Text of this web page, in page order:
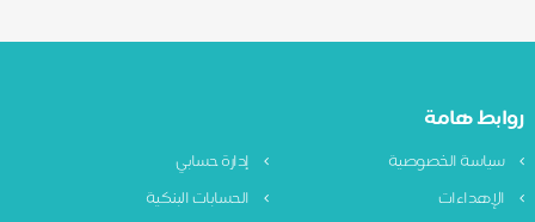
روابط هامة
سياسة الخصوصية
إدارة حسابي
الإهداءات
الحسابات البنكية